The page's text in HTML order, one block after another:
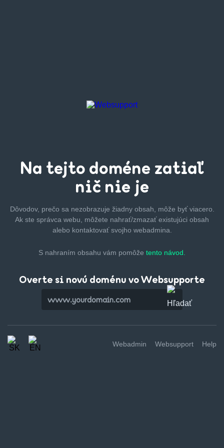
Na tejto doméne zatiaľ
nič nie je
Dôvodov, prečo sa nezobrazuje žiadny obsah, môže byťviacero.
Ak ste správca webu, môžete nahrať/zmazaťexistujúci obsah
alebo kontaktovať svojho webadmina.
S nahraním obsahu vám pomôže tento návod.
Overte si novú doménu vo Websupporte
Webadmin Websupport Help